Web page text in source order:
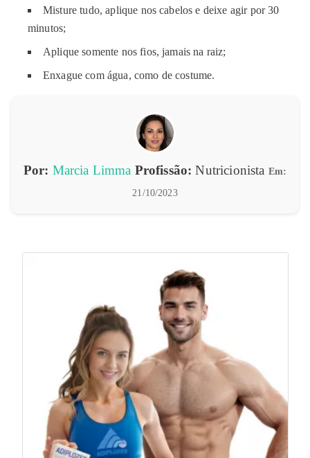
Misture tudo, aplique nos cabelos e deixe agir por 30
minutos;
Aplique somente nos fios, jamais na raiz;
Enxague com água, como de costume.
Por: Marcia Limma Profissão: Nutricionista Em:
21/10/2023